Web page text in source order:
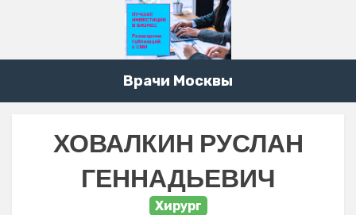
Врачи Москвы
ХОВАЛКИН РУСЛАН
ГЕННАДЬЕВИЧ
Хирург